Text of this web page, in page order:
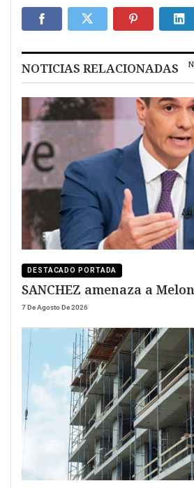
NOTICIAS RELACIONADAS
DESTACADO PORTADA
SANCHEZ amenaza a
7 De Agosto De 2026